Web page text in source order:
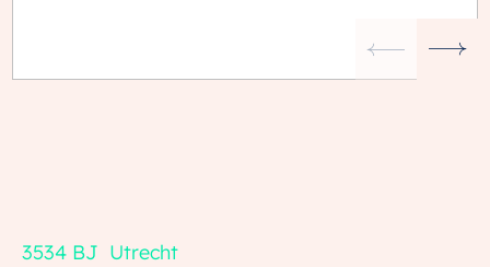
3534 BJ Utrecht